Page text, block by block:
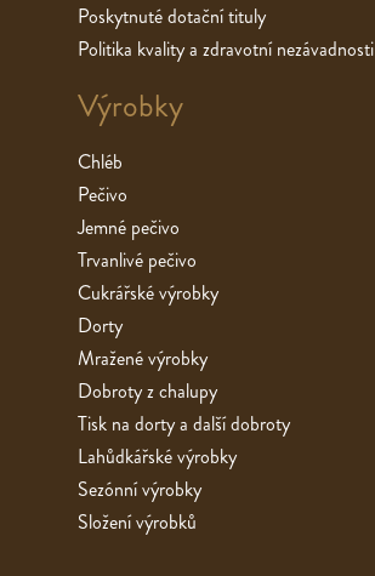
Poskytnuté dotační tituly
Politika kvality a zdravotní nezávadnosti
Výrobky
Chléb
Pečivo
Jemné pečivo
Trvanlivé pečivo
Cukrářské výrobky
Dorty
Mražené výrobky
Dobroty z chalupy
Tisk na dorty a další dobroty
Lahůdkářské výrobky
Sezónní výrobky
Složení výrobků